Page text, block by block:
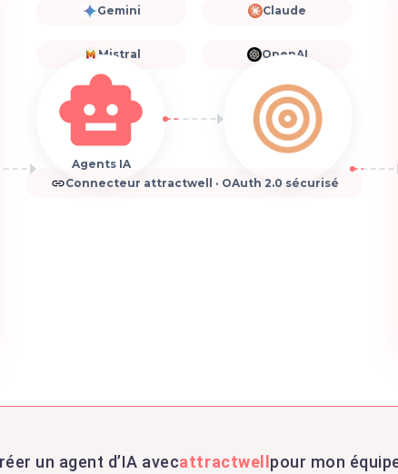
Gemini Claude
Mistral OpenAI
Agents IA
Connecteur attractwell · OAuth 2.0 sécurisé
un agent d’IA avecattractwellpour mon